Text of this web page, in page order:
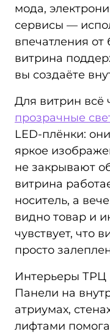
мода,
сервисы —
впечатления
витрина
вы создаёте
Для витрин всё
прозрачные
LED‑плёнки:
яркое
не закрывают
витрина
носитель, а
видно товар и
чувствует, что
просто
Интерьеры ТРЦ
Панели на
атриумах,
лифтами